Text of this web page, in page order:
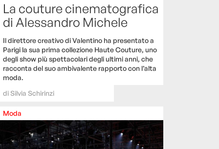
La couture cinematografica
di Alessandro Michele
Il direttore creativo di Valentino ha presentato a
Parigi la sua prima collezione Haute Couture, uno
degli show più spettacolari degli ultimi anni, che
racconta del suo ambivalente rapporto con l’alta
moda.
diSilvia Schirinzi
Moda